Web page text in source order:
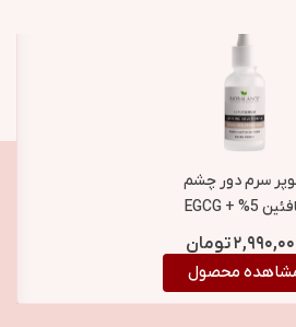
اصل و اورجینال
مشابه
سرم دور چشم
کافئین 5% + EGCG
بیوبالانس BioBalance
Caffeine 5% +
Super Serum
تومان
محصول